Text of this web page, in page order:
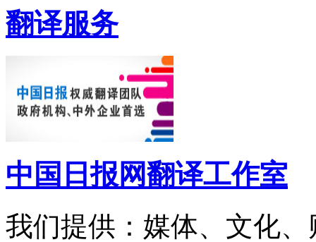
翻译服务
中国日报网翻译工作室
我们提供：媒体、文化